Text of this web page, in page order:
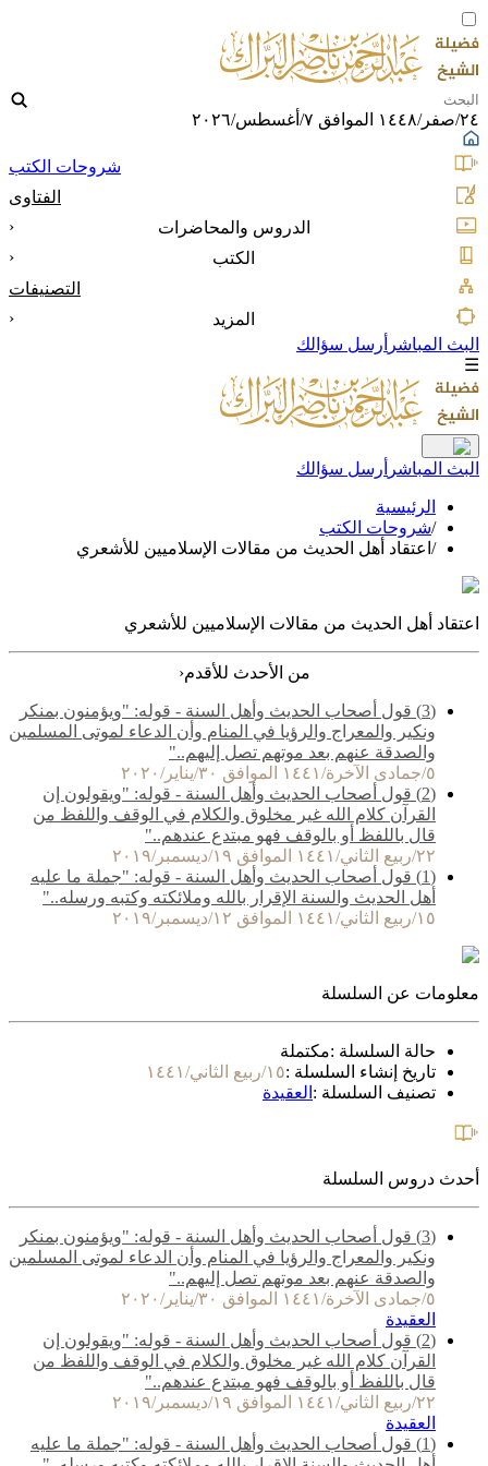
٢٤/صفر/١٤٤٨ الموافق ٧/أغسطس/٢٠٢٦
شروحات الكتب
الفتاوى
الدروس والمحاضرات
‹
الكتب
‹
التصنيفات
المزيد
‹
البث المباشر أرسل سؤالك
☰
البث المباشر أرسل سؤالك
الرئيسية
/شروحات الكتب
/ اعتقاد أهل الحديث من مقالات الإسلاميين للأشعري
اعتقاد أهل الحديث من مقالات الإسلاميين للأشعري
من الأحدث للأقدم‹
(3) قول أصحاب الحديث وأهل السنة - قوله: "ويؤمنون بمنكر
ونكير والمعراج والرؤيا في المنام وأن الدعاء لموتى المسلمين
والصدقة عنهم بعد موتهم تصل إليهم.."
٥/جمادى الآخرة/١٤٤١ الموافق ٣٠/يناير/٢٠٢٠
(2) قول أصحاب الحديث وأهل السنة - قوله: "ويقولون إن
القرآن كلام الله غير مخلوق والكلام في الوقف واللفظ من
قال باللفظ أو بالوقف فهو مبتدع عندهم.."
٢٢/ربيع الثاني/١٤٤١ الموافق ١٩/ديسمبر/٢٠١٩
(1) قول أصحاب الحديث وأهل السنة - قوله: "جملة ما عليه
أهل الحديث والسنة الإقرار بالله وملائكته وكتبه ورسله.."
١٥/ربيع الثاني/١٤٤١ الموافق ١٢/ديسمبر/٢٠١٩
معلومات عن السلسلة
حالة السلسلة :مكتملة
تاريخ إنشاء السلسلة :١٥/ربيع الثاني/١٤٤١
تصنيف السلسلة : العقيدة
أحدث دروس السلسلة
(3) قول أصحاب الحديث وأهل السنة - قوله: "ويؤمنون بمنكر
ونكير والمعراج والرؤيا في المنام وأن الدعاء لموتى المسلمين
والصدقة عنهم بعد موتهم تصل إليهم.."
٥/جمادى الآخرة/١٤٤١ الموافق ٣٠/يناير/٢٠٢٠
العقيدة
(2) قول أصحاب الحديث وأهل السنة - قوله: "ويقولون إن
القرآن كلام الله غير مخلوق والكلام في الوقف واللفظ من
قال باللفظ أو بالوقف فهو مبتدع عندهم.."
٢٢/ربيع الثاني/١٤٤١ الموافق ١٩/ديسمبر/٢٠١٩
العقيدة
(1) قول أصحاب الحديث وأهل السنة - قوله: "جملة ما عليه